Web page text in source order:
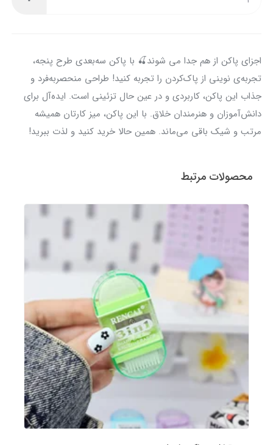
اجزای پاکن از هم جدا می شوند🍒 با پاکن سه‌بعدی طرح پنجه،
تجربه‌ی نوینی از پاک‌کردن را تجربه کنید! طراحی منحصربه‌فرد و
جذاب این پاکن، کاربردی و در عین حال تزئینی است. ایده‌آل برای
دانش‌آموزان و هنرمندان خلاق. با این پاکن، میز کارتان همیشه
مرتب و شیک باقی می‌ماند. همین حالا خرید کنید و لذت ببرید!
محصولات مرتبط